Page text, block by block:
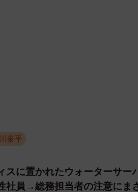
泰平
スに置かれたウォーターサ
社員→総務担当者の注意にま